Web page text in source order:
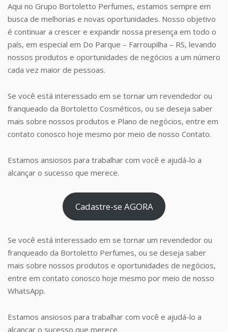
Aqui no Grupo Bortoletto Perfumes, estamos sempre em
busca de melhorias e novas oportunidades. Nosso objetivo
é continuar a crescer e expandir nossa presença em todo o
país, em especial em Do Parque – Farroupilha – RS, levando
nossos produtos e oportunidades de negócios a um número
cada vez maior de pessoas.
Se você está interessado em se tornar um revendedor ou
franqueado da Bortoletto Cosméticos, ou se deseja saber
mais sobre nossos produtos e Plano de negócios, entre em
contato conosco hoje mesmo por meio de nosso Contato.
Estamos ansiosos para trabalhar com você e ajudá-lo a
alcançar o sucesso que merece.
Cadastre-se AGORA
Se você está interessado em se tornar um revendedor ou
franqueado da Bortoletto Perfumes, ou se deseja saber
mais sobre nossos produtos e oportunidades de negócios,
entre em contato conosco hoje mesmo por meio de nosso
WhatsApp.
Estamos ansiosos para trabalhar com você e ajudá-lo a
alcançar o sucesso que merece.